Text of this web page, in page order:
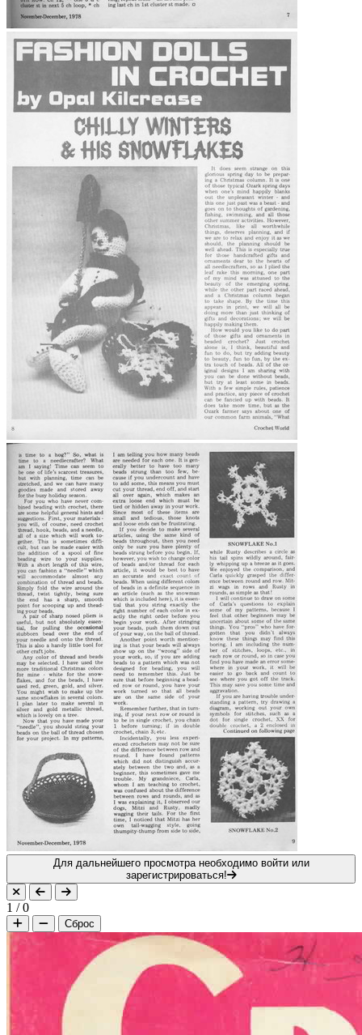
Для дальнейшего просмотра необходимо войти или
зарегистрироваться!
1 /0
Сброс